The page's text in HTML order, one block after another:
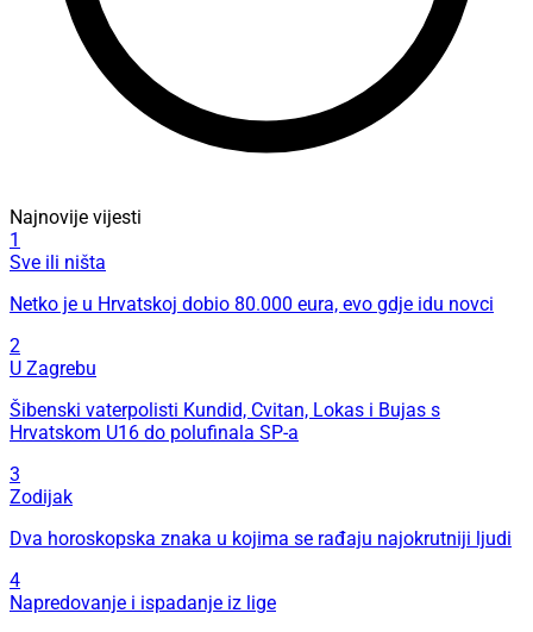
Najnovije vijesti
1
Sve ili ništa
Netko je u Hrvatskoj dobio 80.000 eura, evo gdje idu novci
2
U Zagrebu
Šibenski vaterpolisti Kundid, Cvitan, Lokas i Bujas s
Hrvatskom U16 do polufinala SP-a
3
Zodijak
Dva horoskopska znaka u kojima se rađaju najokrutniji ljudi
4
Napredovanje i ispadanje iz lige